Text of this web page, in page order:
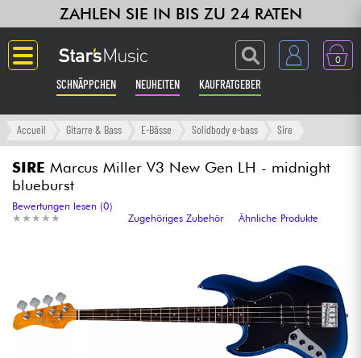
ZAHLEN SIE IN BIS ZU 24 RATEN
0
SCHNÄPPCHEN NEUHEITEN KAUFRATGEBER
Langue
Gitarre & Bass
Verstärker & Effekte
Synths & samplers
Accueil Gitarre & Bass E-Bässe Solidbody e-bass Sire
SIRE Marcus Miller V3 New Gen LH - midnight
blueburst
★ ★ ★ ★ ★
★ ★ ★ ★ ★
Bewertungen lesen (0)
Zugehöriges Zubehör
Ähnliche Produkte